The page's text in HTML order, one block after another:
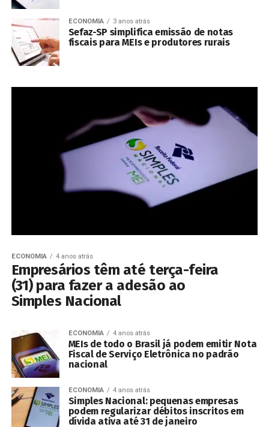
ECONOMIA 3 anos atrás
Sefaz-SP simplifica emissão de notas
fiscais para MEIs e produtores rurais
ECONOMIA 4 anos atrás
Empresários têm até terça-feira
(31) para fazer a adesão ao
Simples Nacional
ECONOMIA 4 anos atrás
MEIs de todo o Brasil já podem emitir Nota
Fiscal de Serviço Eletrônica no padrão
nacional
ECONOMIA 4 anos atrás
Simples Nacional: pequenas empresas
podem regularizar débitos inscritos em
dívida ativa até 31 de janeiro